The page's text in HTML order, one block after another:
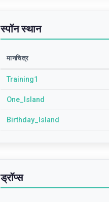
स्पॉन स्थान
मानचित्र
Training1
One_Island
Birthday_Island
ड्रॉप्स